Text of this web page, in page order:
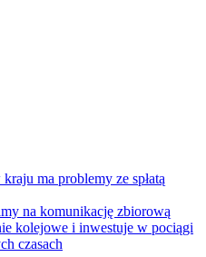
ma problemy ze spłatą
na komunikację zbiorową
kolejowe i inwestuje w pociągi
czasach